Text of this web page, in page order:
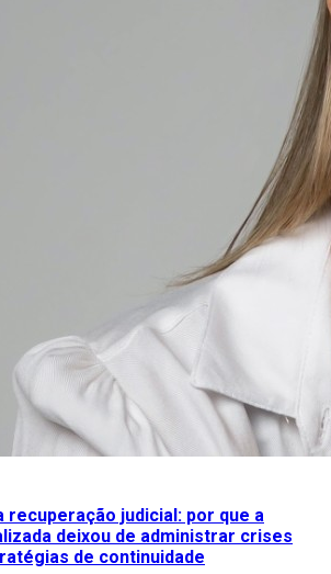
recuperação judicial: por que a
deixou de administrar crises
de continuidade